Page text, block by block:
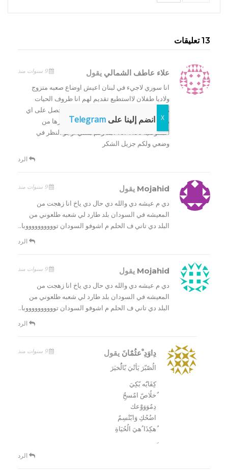
13 تعليقات
علاء عاطف الشمالي يقول 9 سنوات منذ
انا سوري لاجيء في لبنان اعيش اوضاع صعبه متزوج
ولاديا طفلان لااستطيع تقديم لهم انا ظروف الحيات
مسجل في المفوضيه منزو 4سنوات ولا احصل على اي
مساعده من المفوضيه حتا التغذيه لا نئخوزها من
المفوضيه 71674150هذ رقم هتفي ارجو النظر في
وضعي ولكم جزيل الشكر
الرد
Mojahid يقول 9 سنوات منذ
دي م عيشه دي والله دي حال دي ياخ انا زهجت من
المعيشه في السودان بلد طارد لي شعبه طلعوني من
البلد دي تاني ف الحلم م اشوفو السودان تووووووووووبا..
الرد
Mojahid يقول 9 سنوات منذ
دي م عيشه دي والله دي حال دي ياخ انا زهجت من
المعيشه في السودان بلد طارد لي شعبه طلعوني من
البلد دي تاني ف الحلم م اشوفو السودان تووووووووووبا..
الرد
دِاوَدِ ْعثُمٌانَيقول 9 سنوات منذ
الُصّبّرَ يَأتْيَ بّالٌُخيَرَ
كِفَايَُه بّكِيَ
ٌخلُاصّ امٌسحُِ
دِمٌوَوَوَْعك
اضُحُكِ وَابّتْسِمٌ
ُهكِذَا ُهيَ الُحُيَاةِ
الرد
انضم إلينا على Telegram